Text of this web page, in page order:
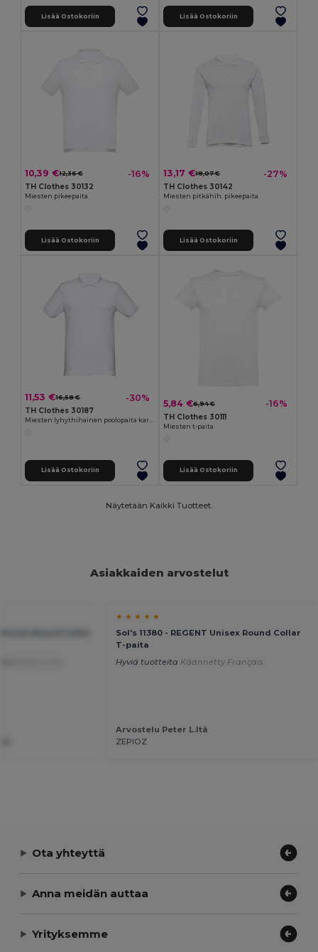
Lisää Ostokoriin Lisää Ostokoriin
10,39 €12,36 € -16%
TH Clothes 30132
Miesten pikeepaita
Lisää Ostokoriin
13,17 €18,07 € -27%
TH Clothes 30142
Miesten pitkähih. pikeepaita
Lisää Ostokoriin
11,53 €16,58 € -30%
TH Clothes 30187
Miesten lyhythihainen poolopaita karstapuuvillaa
Lisää Ostokoriin
5,84 €6,94 € -16%
TH Clothes 30111
Miesten t-paita
Lisää Ostokoriin
Näytetään Kaikki Tuotteet.
Asiakkaiden arvostelut
★ ★ ★ ★ ★
Sol's 11380 - REGENT Unisex Round Collar
T-paita
Hyviä tuotteita Käännetty Français
Arvostelu Peter L.ltä
ZEPIOZ
Ota yhteyttä
Anna meidän auttaa
Yrityksemme